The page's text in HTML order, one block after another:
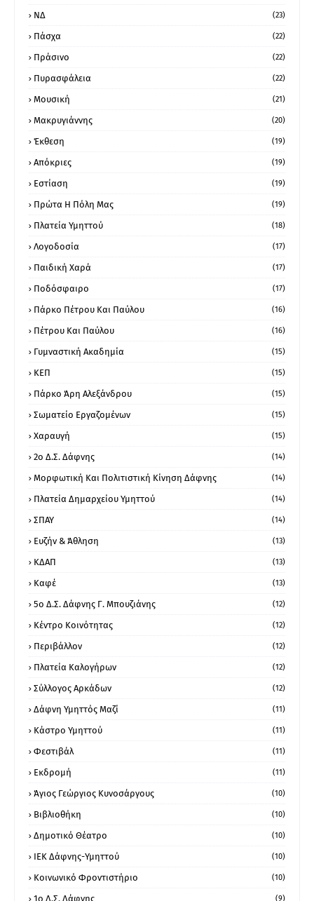
ΝΔ (23)
Πάσχα (22)
Πράσινο (22)
Πυρασφάλεια (22)
Μουσική (21)
Μακρυγιάννης (20)
Έκθεση (19)
Απόκριες (19)
Εστίαση (19)
Πρώτα Η Πόλη Μας (19)
Πλατεία Υμηττού (18)
Λογοδοσία (17)
Παιδική Χαρά (17)
Ποδόσφαιρο (17)
Πάρκο Πέτρου Και Παύλου (16)
Πέτρου Και Παύλου (16)
Γυμναστική Ακαδημία (15)
ΚΕΠ (15)
Πάρκο Άρη Αλεξάνδρου (15)
Σωματείο Εργαζομένων (15)
Χαραυγή (15)
2ο Δ.Σ. Δάφνης (14)
Μορφωτική Και Πολιτιστική Κίνηση Δάφνης (14)
Πλατεία Δημαρχείου Υμηττού (14)
ΣΠΑΥ (14)
Ευζήν & Άθληση (13)
ΚΔΑΠ (13)
Καφέ (13)
5ο Δ.Σ. Δάφνης Γ. Μπουζιάνης (12)
Κέντρο Κοινότητας (12)
Περιβάλλον (12)
Πλατεία Καλογήρων (12)
Σύλλογος Αρκάδων (12)
Δάφνη Υμηττός Μαζί (11)
Κάστρο Υμηττού (11)
Φεστιβάλ (11)
Εκδρομή (11)
Άγιος Γεώργιος Κυνοσάργους (10)
Βιβλιοθήκη (10)
Δημοτικό Θέατρο (10)
ΙΕΚ Δάφνης-Υμηττού (10)
Κοινωνικό Φροντιστήριο (10)
1ο Δ.Σ. Δάφνης (9)